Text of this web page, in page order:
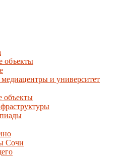
объекты
и университет
объекты
Сочи